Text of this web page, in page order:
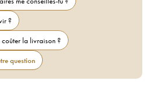
?
la livraison ?
question